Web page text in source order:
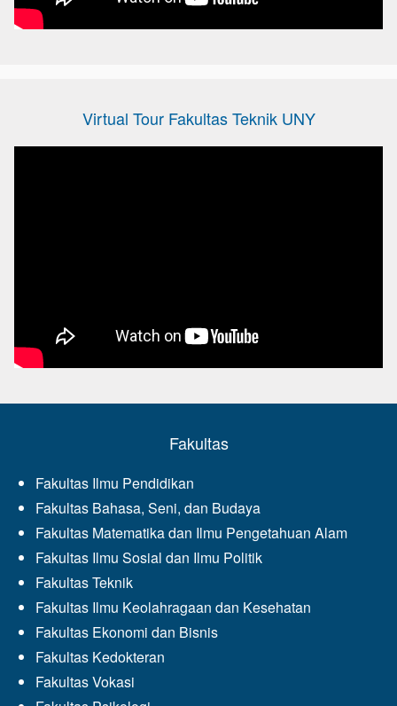
Virtual Tour Fakultas Teknik UNY
Fakultas
Fakultas Ilmu Pendidikan
Fakultas Bahasa, Seni, dan Budaya
Fakultas Matematika dan Ilmu Pengetahuan Alam
Fakultas Ilmu Sosial dan Ilmu Politik
Fakultas Teknik
Fakultas Ilmu Keolahragaan dan Kesehatan
Fakultas Ekonomi dan Bisnis
Fakultas Kedokteran
Fakultas Vokasi